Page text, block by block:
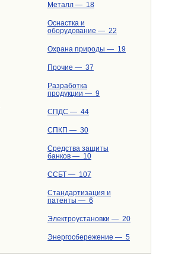
Металл — 18
Оснастка и
оборудование — 22
Охрана природы — 19
Прочие — 37
Разработка
продукции — 9
СПДС — 44
СПКП — 30
Средства защиты
банков — 10
ССБТ — 107
Стандартизация и
патенты — 6
Электроустановки — 20
Энергосбережение — 5